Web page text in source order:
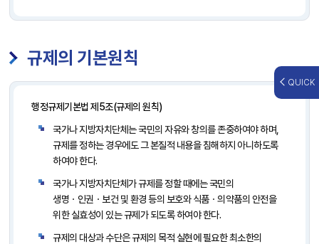
규제의 기본원칙
행정규제기본법 제5조(규제의 원칙)
국가나 지방자치단체는 국민의 자유와 창의를 존중하여야 하며,
규제를 정하는 경우에도 그 본질적 내용을 침해하지 아니하도록
하여야 한다.
국가나 지방자치단체가 규제를 정할 때에는 국민의
생명ㆍ인권ㆍ보건 및 환경 등의 보호와 식품ㆍ의약품의 안전을
위한 실효성이 있는 규제가 되도록 하여야 한다.
규제의 대상과 수단은 규제의 목적 실현에 필요한 최소한의
QUICK